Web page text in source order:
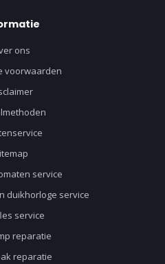
ons
voorwaarden
service
duikhorloge service
service
reparatie
reparatie